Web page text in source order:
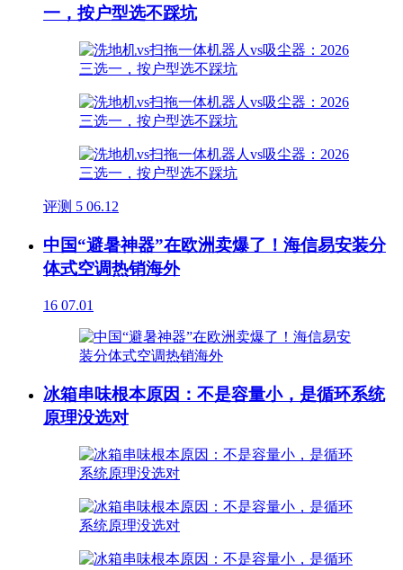
一，按户型选不踩坑
评测 5 06.12
中国“避暑神器”在欧洲卖爆了！海信易安装分
体式空调热销海外
16 07.01
冰箱串味根本原因：不是容量小，是循环系统
原理没选对